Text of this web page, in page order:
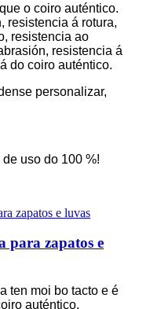
o coiro auténtico.
resistencia á rotura,
resistencia ao
resistencia á
do coiro auténtico.
personalizar,
uso do 100 %!
para zapatos e
ten moi bo tacto e é
auténtico.